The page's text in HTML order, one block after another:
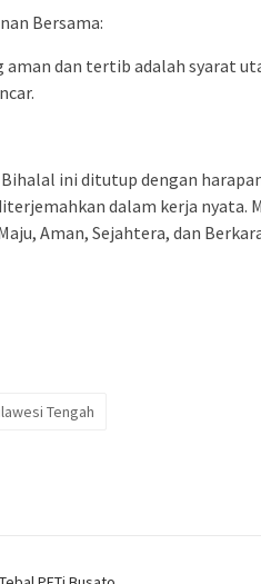
Bersama:
aman dan tertib adalah syarat
ini ditutup dengan
dalam kerja nyata.
Aman, Sejahtera, dan
Tengah